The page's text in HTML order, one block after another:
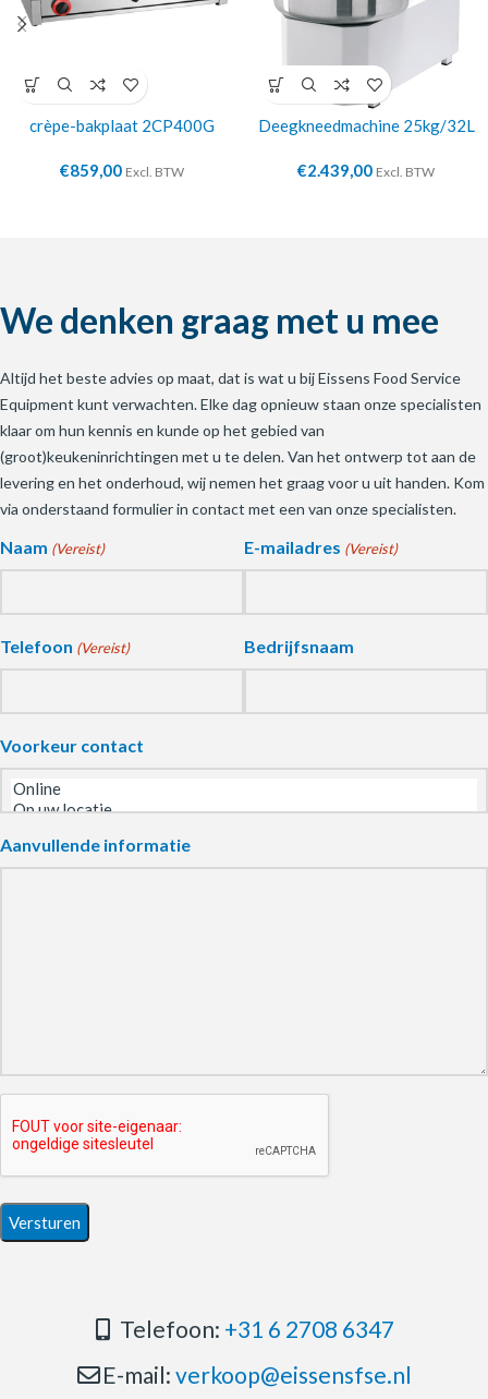
crèpe-bakplaat 2CP400G
€859,00 Excl. BTW
Deegkneedmachine 25kg/32L
€2.439,00 Excl. BTW
We denken graag met u mee
Altijd het beste advies op maat, dat is wat u bij Eissens Food Service
Equipment kunt verwachten. Elke dag opnieuw staan onze specialisten
klaar om hun kennis en kunde op het gebied van
(groot)keukeninrichtingen met u te delen. Van het ontwerp tot aan de
levering en het onderhoud, wij nemen het graag voor u uit handen. Kom
via onderstaand formulier in contact met een van onze specialisten.
Naam (Vereist) E-mailadres (Vereist)
Telefoon (Vereist) Bedrijfsnaam
Voorkeur contact
Aanvullende informatie
Telefoon: +31 6 2708 6347
E-mail: verkoop@eissensfse.nl